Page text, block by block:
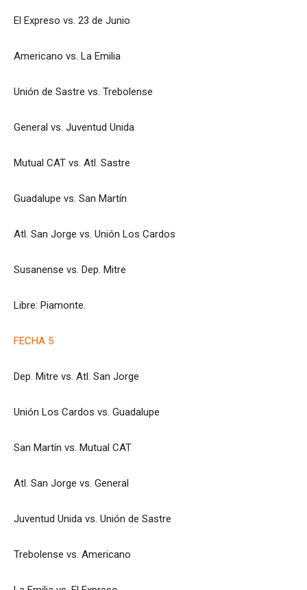
El Expreso vs. 23 de Junio
Americano vs. La Emilia
Unión de Sastre vs. Trebolense
General vs. Juventud Unida
Mutual CAT vs. Atl. Sastre
Guadalupe vs. San Martín
Atl. San Jorge vs. Unión Los Cardos
Susanense vs. Dep. Mitre
Libre: Piamonte.
FECHA 5
Dep. Mitre vs. Atl. San Jorge
Unión Los Cardos vs. Guadalupe
San Martín vs. Mutual CAT
Atl. San Jorge vs. General
Juventud Unida vs. Unión de Sastre
Trebolense vs. Americano